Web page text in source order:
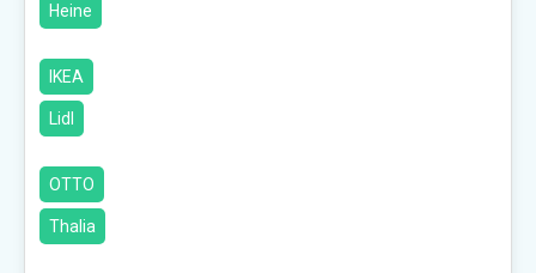
Heine
IKEA
Lidl
OTTO
Thalia